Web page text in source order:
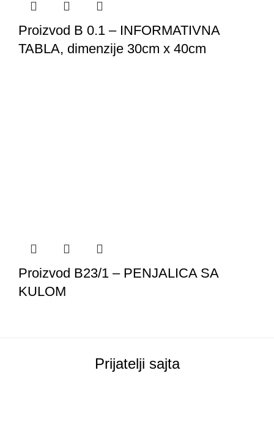
Proizvod B 0.1 – INFORMATIVNA
TABLA, dimenzije 30cm x 40cm
Proizvod B23/1 – PENJALICA SA
KULOM
Prijatelji sajta